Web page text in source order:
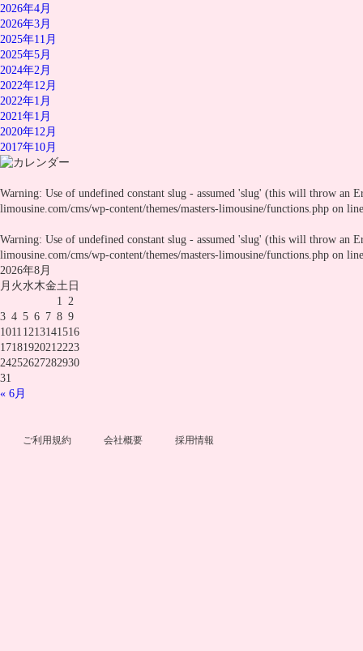
2026年4月
2026年3月
2025年11月
2025年5月
2024年2月
2022年12月
2022年1月
2021年1月
2020年12月
2017年10月
Warning: Use of undefined constant slug - assumed 'slug' (this will throw an
limousine.com/cms/wp-content/themes/masters-limousine/functions.php on
Warning: Use of undefined constant slug - assumed 'slug' (this will throw an
limousine.com/cms/wp-content/themes/masters-limousine/functions.php on
2026年8月
月 火水木金土 日
« 6月
1 2
3 4 5 6 7 8 9
1011 1213141516
17181920212223
24252627282930
31
ご利用規約 会社概要 採用情報